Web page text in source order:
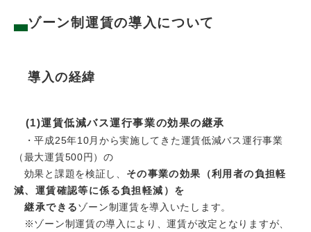
ゾーン制運賃の導入について
導入の経緯
(1)運賃低減バス運行事業の効果の継承
・平成25年10月から実施してきた運賃低減バス運行事業
（最大運賃500円）の
効果と課題を検証し、 その事業の効果（利用者の負担軽
減、運賃確認等に係る負担軽減）を
継承できるゾーン制運賃を導入いたします。
※ゾーン制運賃の導入により、運賃が改定となりますが、